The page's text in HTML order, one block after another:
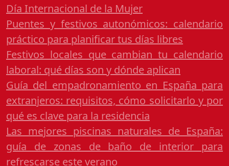
Día Internacional de la Mujer
Puentes y festivos autonómicos: calendario
práctico para planificar tus días libres
Festivos locales que cambian tu calendario
laboral: qué días son y dónde aplican
Guía del empadronamiento en España para
extranjeros: requisitos, cómo solicitarlo y por
qué es clave para la residencia
Las mejores piscinas naturales de España:
guía de zonas de baño de interior para
refrescarse este verano